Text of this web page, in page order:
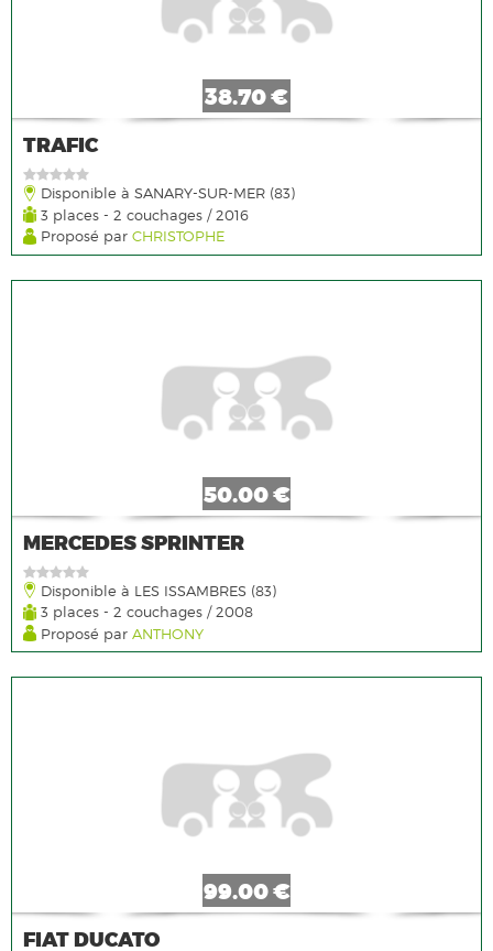
38.70 €
TRAFIC
Disponible à SANARY-SUR-MER (83)
3 places - 2 couchages / 2016
Proposé parCHRISTOPHE
50.00 €
MERCEDES SPRINTER
Disponible à LES ISSAMBRES (83)
3 places - 2 couchages / 2008
Proposé par ANTHONY
99.00 €
FIAT DUCATO